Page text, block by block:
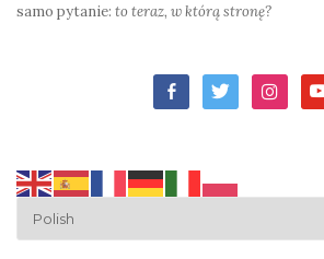
samo pytanie: to teraz, w którą stronę?
facebook-
alt
twitterinstagram